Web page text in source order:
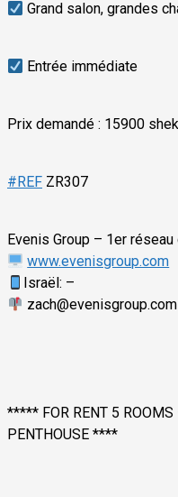
Grand salon, grandes
Entrée immédiate
Prix demandé : 15900
#REF ZR307
Evenis Group – 1er
www.evenisgroup.com
Israël: –
zach@evenisgroup.com
***** FOR RENT 5
PENTHOUSE ****